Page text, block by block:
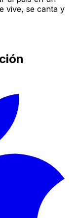
vive, se canta y